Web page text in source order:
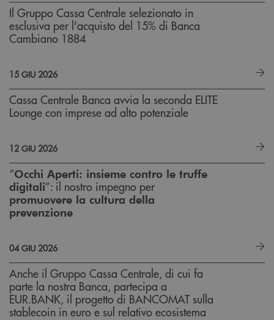
Il Gruppo Cassa Centrale selezionato in
esclusiva per l'acquisto del 15% di Banca
Cambiano 1884
15 GIU 2026
Cassa Centrale Banca avvia la seconda ELITE
Lounge con imprese ad alto potenziale
12 GIU 2026
“Occhi Aperti: insieme contro le truffe
digitali”: il nostro impegno per
promuovere la cultura della
prevenzione
04 GIU 2026
Anche il Gruppo Cassa Centrale, di cui fa
parte la nostra Banca, partecipa a
EUR.BANK, il progetto di BANCOMAT sulla
stablecoin in euro e sul relativo ecosistema